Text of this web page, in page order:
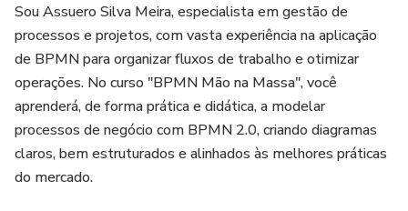
Processos de Negócio (BPM) e possui vasta experiência na
padronização e melhoria de processos no Complexo
Hospitalar da Universidade Federal do Ceará. Como líder
do Setor de Governança e Estratégia, implementou
projetos estratégicos, incluindo a criação do Escritório de
Processos (EPROC), que otimizou a gestão e a eficiência
operacional. No curso 'BPMN na Prática', Assuero
compartilha sua expertise em BPMN e Bizagi, oferecendo
Sou Assuero Silva Meira, especialista em gestão de
processos e projetos, com vasta experiência na aplicação
de BPMN para organizar fluxos de trabalho e otimizar
operações. No curso "BPMN Mão na Massa", você
aprenderá, de forma prática e didática, a modelar
processos de negócio com BPMN 2.0, criando diagramas
claros, bem estruturados e alinhados às melhores práticas
do mercado.